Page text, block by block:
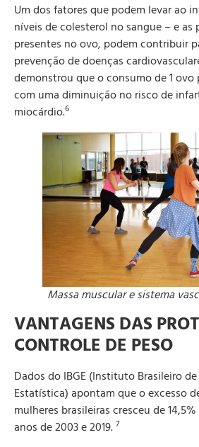
Um dos fatores que podem levar ao
níveis de colesterol no sangue – e as
presentes no ovo, podem contribuir
prevenção de doenças
demonstrou que o consumo de 1
com uma diminuição no risco de
miocárdio.6
Massa muscular e sistema
VANTAGENS DAS
CONTROLE DE PESO
Dados do IBGE (Instituto Brasileiro
Estatística) apontam que o excesso
mulheres brasileiras cresceu de
anos de 2003 e 2019. 7